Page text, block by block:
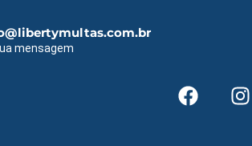
mensagem